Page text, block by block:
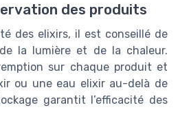
des produits
des elixirs, il est conseillé de
la lumière et de la chaleur.
sur chaque produit et
ou une eau elixir au-delà de
garantit l’efficacité des